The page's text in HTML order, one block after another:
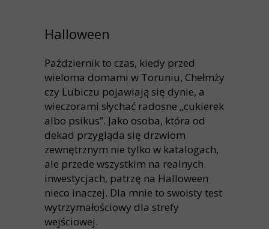
Halloween
Październik to czas, kiedy przed
wieloma domami w Toruniu, Chełmży
czy Lubiczu pojawiają się dynie, a
wieczorami słychać radosne „cukierek
albo psikus”. Jako osoba, która od
dekad przygląda się drzwiom
zewnętrznym nie tylko w katalogach,
ale przede wszystkim na realnych
inwestycjach, patrzę na Halloween
nieco inaczej. Dla mnie to swoisty test
wytrzymałościowy dla strefy
wejściowej.